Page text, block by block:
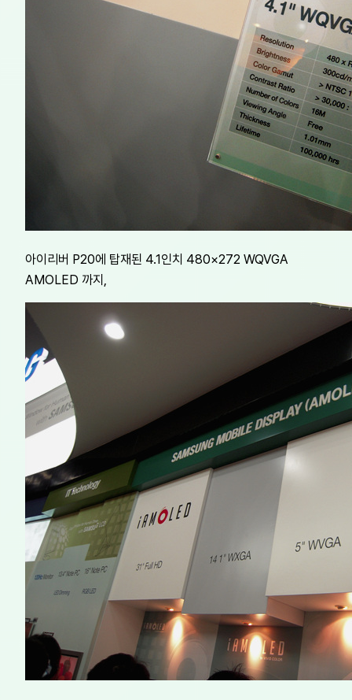
아이리버 P20에 탑재된 4.1인치 480×272 WQVGA
AMOLED 까지,